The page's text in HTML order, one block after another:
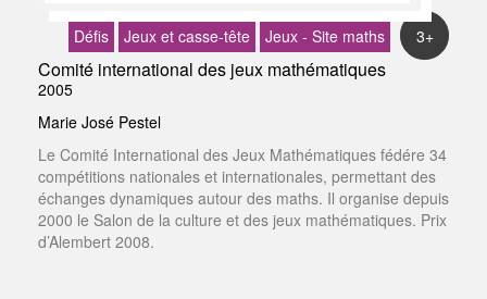
Défis Jeux et casse-tête Jeux - Site maths 3+
Comité international des jeux mathématiques
2005
Marie José Pestel
Le Comité International des Jeux Mathématiques fédére 34
compétitions nationales et internationales, permettant des
échanges dynamiques autour des maths. Il organise depuis
2000 le Salon de la culture et des jeux mathématiques. Prix
d’Alembert 2008.